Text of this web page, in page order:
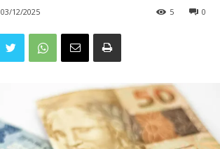
03/12/2025 0
5